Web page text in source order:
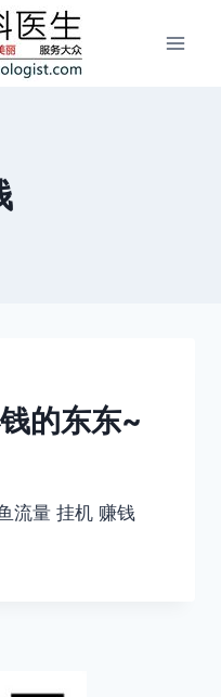
的东东~
流量 挂机 赚钱